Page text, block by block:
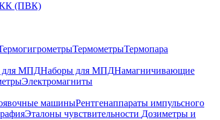
КК (ПВК)
ТермометрыТермопара
для МПДНаборы для МПДНамагничивающие
Электромагниты
машиныРентгенаппараты импульсного
Эталоны чувствительности Дозиметры и